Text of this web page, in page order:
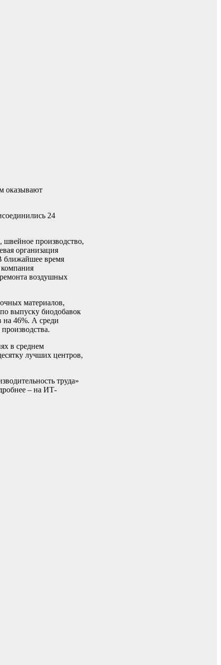
оказывают
24
швейное производство,
организация
ближайшее время
воздушных
материалов,
выпуску биодобавок
на 46%. А среди
в среднем
лучших центров,
труда»
– на ИТ-